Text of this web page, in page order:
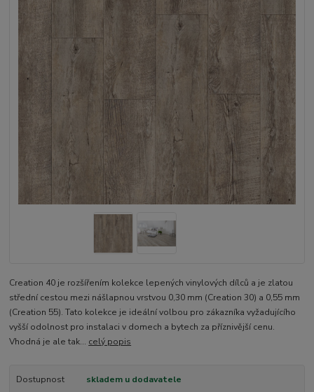
Creation 40 je rozšířením kolekce lepených vinylových dílců a je zlatou
střední cestou mezi nášlapnou vrstvou 0,30 mm (Creation 30) a 0,55 mm
(Creation 55). Tato kolekce je ideální volbou pro zákazníka vyžadujícího
vyšší odolnost pro instalaci v domech a bytech za příznivější cenu.
Vhodná je ale tak... celý popis
Dostupnost skladem u dodavatele